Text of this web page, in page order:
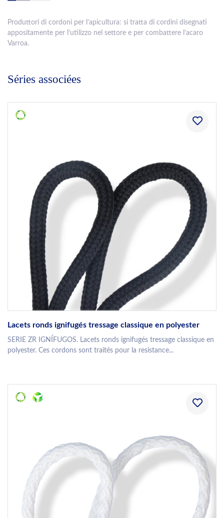
Produttori di cordoni per l’apicultura: si tratta di cordini disegnati
appositamente per l’utilizzo nel settore e per combattere l’acaro
Varroa.
Séries associées
Lacets ronds ignifugés tressage classique en polyester
SERIE ZR IGNÍFUGOS. Lacets ronds ignifugés tressage classique en
polyester. Ces cordons sont traités pour la resistance...